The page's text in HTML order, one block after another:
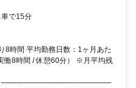
で15分
8時間 平均勤務日数：1ヶ月あた
働8時間 / 休憩60分） ※月平均残
◢| ────────────────────